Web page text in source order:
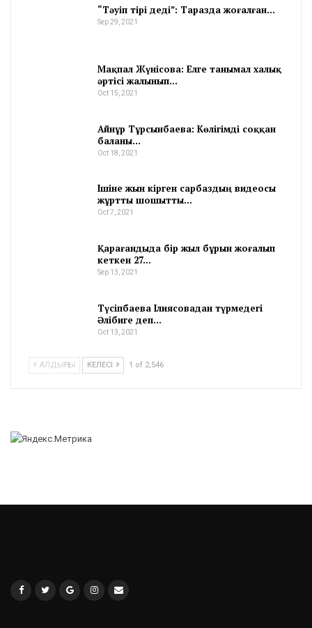
“Тәуіп тірі деді”: Таразда жоғалған…
Sep 29, 2021
Мақпал Жүнісова: Елге танымал халық
әртісі жалынып…
Oct 15, 2021
Айнұр Тұрсынбаева: Көлігімді соққан
баланы…
Oct 18, 2021
Ішіне жын кірген сарбаздың видеосы
жұртты шошытты…
Oct 7, 2021
Қарағандыда бір жыл бұрын жоғалып
кеткен 27…
Sep 13, 2021
Түсіпбаева Ілиясовадан түрмедегі
Әлібиге деп…
Oct 13, 2021
АЛДЫҢҒЫ КЕЛЕСІ 1 of 2,546